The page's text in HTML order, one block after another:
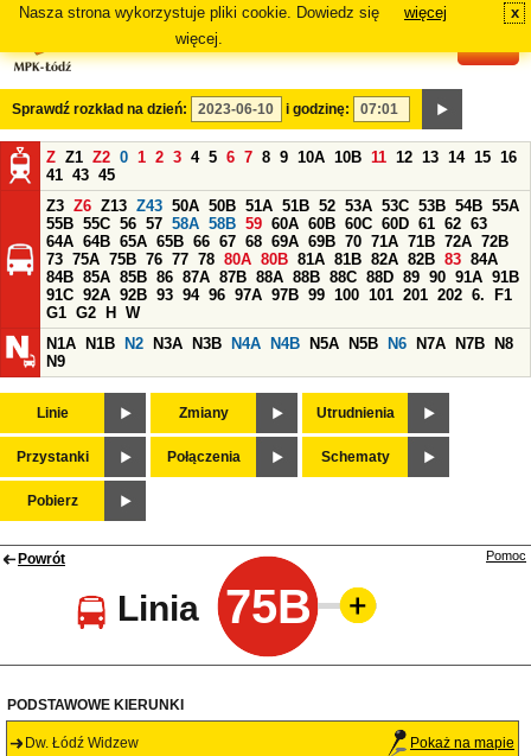
Nasza strona wykorzystuje pliki cookie. Dowiedz się
więcej.
więcej x
Sprawdź rozkład na dzień: i godzinę:
Z Z1 Z2 0 1 2 3 4 5 6 7 8 9 10A 10B 11 12 13 14 15 16
41 43 45
Z3 Z6 Z13 Z43 50A 50B 51A 51B 52 53A 53C 53B 54B 55A
55B 55C 56 57 58A 58B 59 60A 60B 60C 60D 61 62 63
64A 64B 65A 65B 66 67 68 69A 69B 70 71A 71B 72A 72B
73 75A 75B 76 77 78 80A 80B 81A 81B 82A 82B 83 84A
84B 85A 85B 86 87A 87B 88A 88B 88C 88D 89 90 91A 91B
91C 92A 92B 93 94 96 97A 97B 99 100 101 201 202 6.
F1
G1 G2 H
W
N1A
N1B N2 N3A N3B N4A N4B N5A N5B N6 N7A N7B
N8
N9
Linie Zmiany Utrudnienia
Przystanki Połączenia Schematy
Pobierz
Powrót
Linia 75B
Pomoc
PODSTAWOWE KIERUNKI
Dw. Łódź Widzew Pokaż na mapie